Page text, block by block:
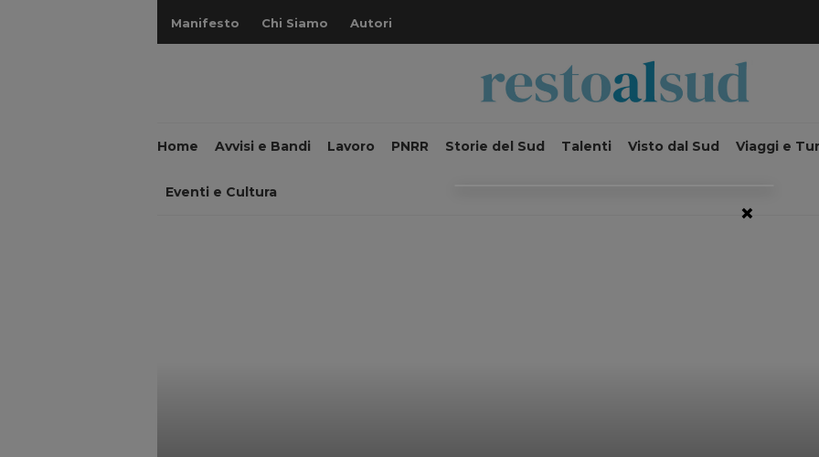
Manifesto Chi Siamo Autori
Home Avvisi e Bandi Lavoro PNRR Storie del Sud Talenti Visto dal Sud Viaggi e
Eventi e Cultura
×